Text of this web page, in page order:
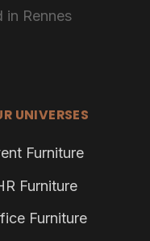
in Rennes
UNIVERSES
Furniture
Furniture
Furniture